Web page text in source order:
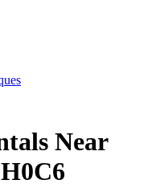
Near